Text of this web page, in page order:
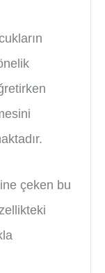
çeken bu